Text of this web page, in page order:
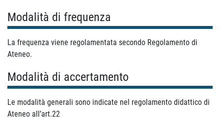
Modalità di frequenza
La frequenza viene regolamentata secondo Regolamento di
Ateneo.
Modalità di accertamento
Le modalità generali sono indicate nel regolamento didattico di
Ateneo all’art.22